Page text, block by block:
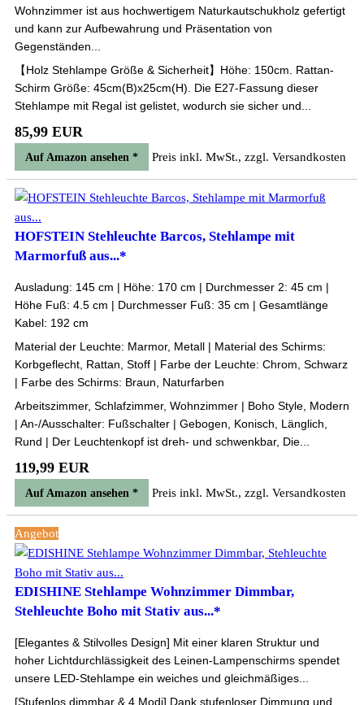
Wohnzimmer ist aus hochwertigem Naturkautschukholz gefertigt
und kann zur Aufbewahrung und Präsentation von
Gegenständen...
【Holz Stehlampe Größe & Sicherheit】Höhe: 150cm. Rattan-
Schirm Größe: 45cm(B)x25cm(H). Die E27-Fassung dieser
Stehlampe mit Regal ist gelistet, wodurch sie sicher und...
85,99 EUR
Auf Amazon ansehen * Preis inkl. MwSt., zzgl. Versandkosten
HOFSTEIN Stehleuchte Barcos, Stehlampe mit
Marmorfuß aus...*
Ausladung: 145 cm | Höhe: 170 cm | Durchmesser 2: 45 cm |
Höhe Fuß: 4.5 cm | Durchmesser Fuß: 35 cm | Gesamtlänge
Kabel: 192 cm
Material der Leuchte: Marmor, Metall | Material des Schirms:
Korbgeflecht, Rattan, Stoff | Farbe der Leuchte: Chrom, Schwarz
| Farbe des Schirms: Braun, Naturfarben
Arbeitszimmer, Schlafzimmer, Wohnzimmer | Boho Style, Modern
| An-/Ausschalter: Fußschalter | Gebogen, Konisch, Länglich,
Rund | Der Leuchtenkopf ist dreh- und schwenkbar, Die...
119,99 EUR
Auf Amazon ansehen * Preis inkl. MwSt., zzgl. Versandkosten
Angebot
EDISHINE Stehlampe Wohnzimmer Dimmbar,
Stehleuchte Boho mit Stativ aus...*
[Elegantes & Stilvolles Design] Mit einer klaren Struktur und
hoher Lichtdurchlässigkeit des Leinen-Lampenschirms spendet
unsere LED-Stehlampe ein weiches und gleichmäßiges...
[Stufenlos dimmbar & 4 Modi] Dank stufenloser Dimmung und